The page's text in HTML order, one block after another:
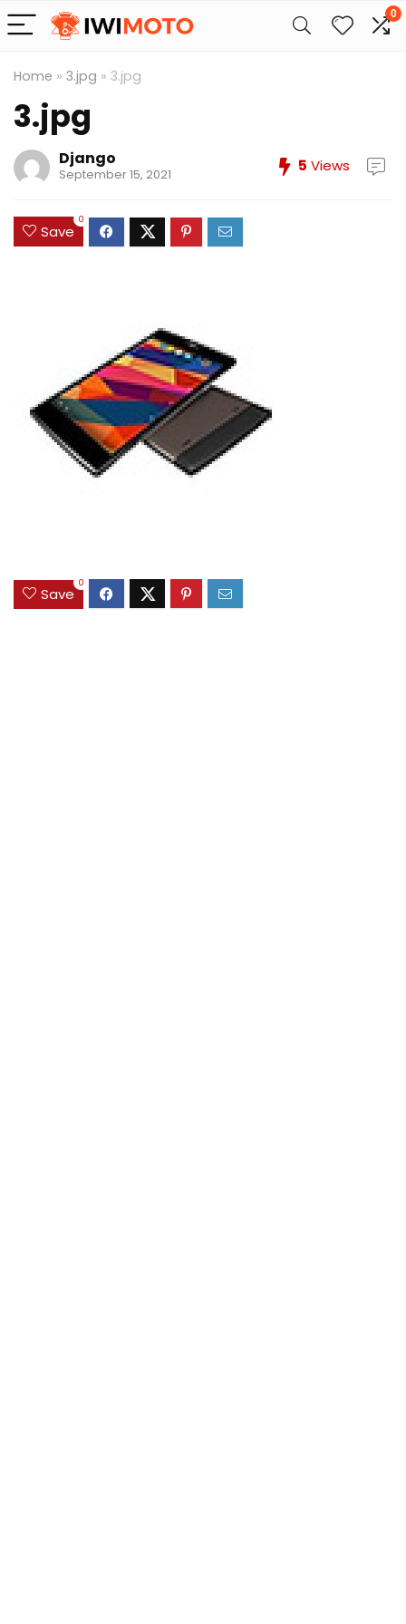
0
Home » 3.jpg » 3.jpg
3.jpg
Django
September 15, 2021 5 Views
Save
0
Save
0